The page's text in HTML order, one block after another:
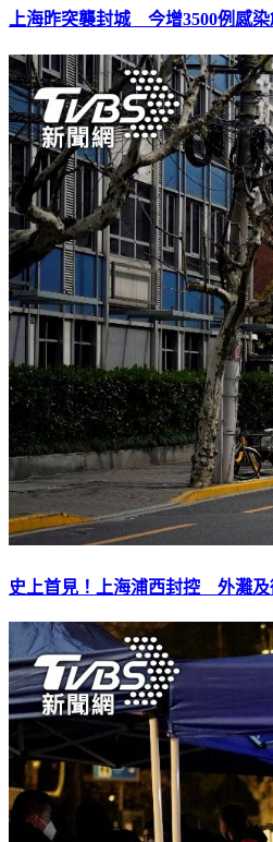
上海昨突襲封城 今增3500例感染
史上首見！上海浦西封控 外灘及